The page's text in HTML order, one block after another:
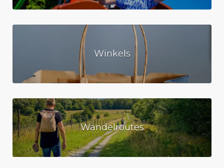
Winkels
Wandelroutes